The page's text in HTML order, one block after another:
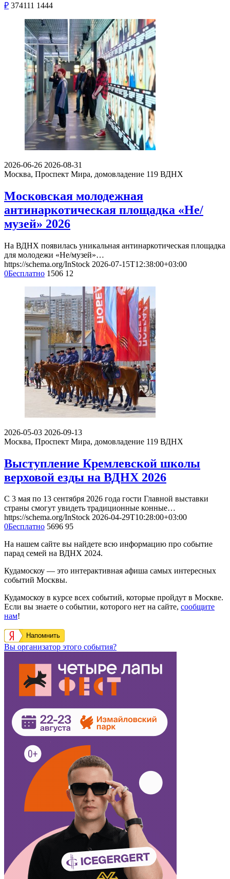
₽ 374111 1444
2026-06-26 2026-08-31
Москва, Проспект Мира, домовладение 119 ВДНХ
Московская молодежная
антинаркотическая площадка «Не/
музей» 2026
На ВДНХ появилась уникальная антинаркотическая площадка
для молодежи «Не/музей»…
https://schema.org/InStock 2026-07-15T12:38:00+03:00
0Бесплатно 1506 12
2026-05-03 2026-09-13
Москва, Проспект Мира, домовладение 119 ВДНХ
Выступление Кремлевской школы
верховой езды на ВДНХ 2026
С 3 мая по 13 сентября 2026 года гости Главной выставки
страны смогут увидеть традиционные конные…
https://schema.org/InStock 2026-04-29T10:28:00+03:00
0Бесплатно 5696 95
На нашем сайте вы найдете всю информацию про событие
парад семей на ВДНХ 2024.
Кудамоскоу — это интерактивная афиша самых интересных
событий Москвы.
Кудамоскоу в курсе всех событий, которые пройдут в Москве.
Если вы знаете о событии, которого нет на сайте, сообщите
нам!
Напомнить
Вы организатор этого события?